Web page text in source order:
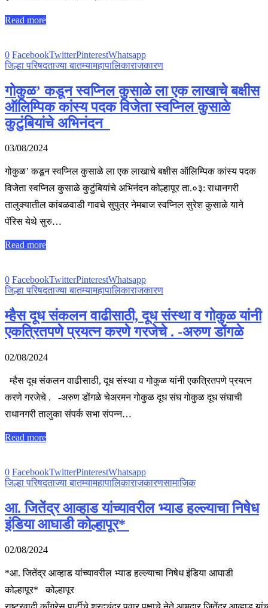
Read more
0 FacebookTwitterPinterestWhatsapp
जिल्हा परिषदताज्या बातम्यामहापालिकाराजकारण
गोकुळ’ कडून स्वप्निल कुसाळे ला एक लाखाचे बक्षीस
ऑलिम्पिक कांस्य पदक विजेता स्वप्निल कुसाळे
कुटुंबियांचे अभिनंदन
03/08/2024
गोकुळ’ कडून स्वप्निल कुसाळे ला एक लाखाचे बक्षीस ऑलिम्पिक कांस्य पदक
विजेता स्वप्निल कुसाळे कुटुंबियांचे अभिनंदन कोल्हापूर ता.०३: राधानगरी
तालुक्यातील कांबळवाडी गावचे सुपुत्र नेमबाज स्वप्निल सुरेश कुसाळे याने
पॅरिस येथे सुरु…
Read more
0 FacebookTwitterPinterestWhatsapp
जिल्हा परिषदताज्या बातम्यामहापालिकाराजकारण
म्हैस दूध संकलन वाढीसाठी, दूध संस्था व गोकुळ यांनी
एकत्रितपणे प्रयत्न करणे गरजेचे . -अरुण डोंगळे
02/08/2024
म्हैस दूध संकलन वाढीसाठी, दूध संस्था व गोकुळ यांनी एकत्रितपणे प्रयत्न
करणे गरजेचे . -अरुण डोंगळे चेअरमन गोकुळ दूध संघ गोकुळ दूध संघाची
राधानगरी तालुका संपर्क सभा संपन्‍न…
Read more
0 FacebookTwitterPinterestWhatsapp
जिल्हा परिषदताज्या बातम्यामहापालिकाराजकारणसामाजिक
आ. जितेंद्र आव्हाड यांच्यावरील भ्याड हल्ल्याचा निषेध
इंडिया आघाडी कोल्हापूर*
02/08/2024
*आ. जितेंद्र आव्हाड यांच्यावरील भ्याड हल्ल्याचा निषेध इंडिया आघाडी
कोल्हापूर* कोल्हापूर